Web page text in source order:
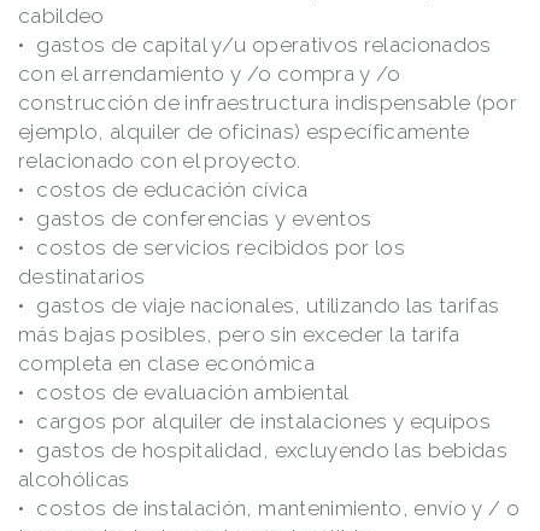
cabildeo
gastos de capital y/u operativos relacionados
con el arrendamiento y /o compra y /o
construcción de infraestructura indispensable (por
ejemplo, alquiler de oficinas) específicamente
relacionado con el proyecto.
costos de educación cívica
gastos de conferencias y eventos
costos de servicios recibidos por los
destinatarios
gastos de viaje nacionales, utilizando las tarifas
más bajas posibles, pero sin exceder la tarifa
completa en clase económica
costos de evaluación ambiental
cargos por alquiler de instalaciones y equipos
gastos de hospitalidad, excluyendo las bebidas
alcohólicas
costos de instalación, mantenimiento, envío y / o